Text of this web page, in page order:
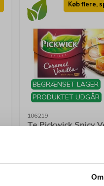
Om
BEGRÆNSET LAGER
PRODUKTET UDGÅR
Køb flere,
106219
Te Pickwick Spicy
Caramel Chai
Standard salgspris Kr.
FraKr. 19,94/ pk.
Kr. 15,95 ekskl. moms